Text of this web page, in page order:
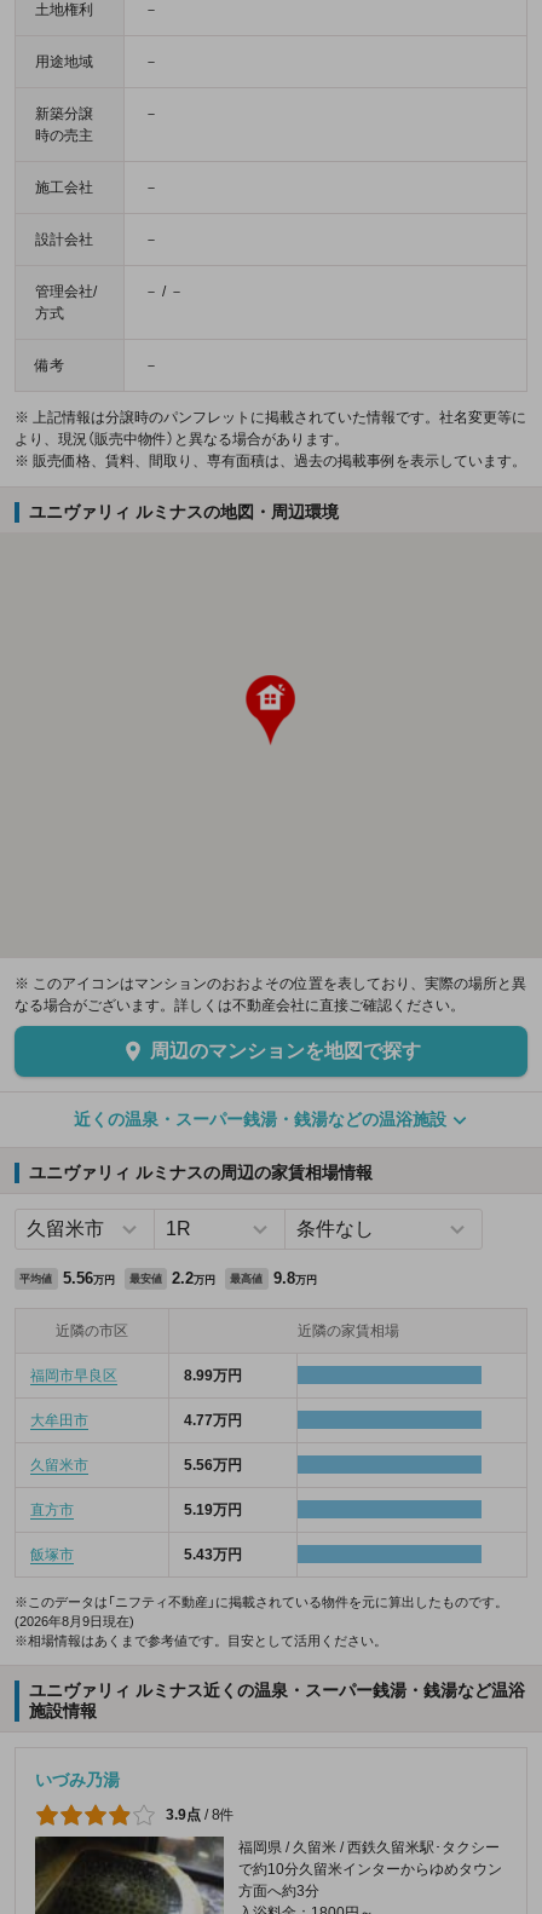
土地権利 －
用途地域 －
新築分譲
時の売主
－
施工会社 －
設計会社 －
管理会社/
方式
－ / －
備考 －
※ 上記情報は分譲時のパンフレットに掲載されていた情報です。社名変更等に
より、現況（販売中物件）と異なる場合があります。
※ 販売価格、賃料、間取り、専有面積は、過去の掲載事例を表示しています。
ユニヴァリィ ルミナスの地図・周辺環境
※ このアイコンはマンションのおおよその位置を表しており、実際の場所と異
なる場合がございます。詳しくは不動産会社に直接ご確認ください。
周辺のマンションを地図で探す
近くの温泉・スーパー銭湯・銭湯などの温浴施設
ユニヴァリィ ルミナスの周辺の家賃相場情報
平均値 5.56万円 最安値 2.2万円 最高値 9.8万円
近隣の市区 近隣の家賃相場
福岡市早良区 8.99万円
大牟田市 4.77万円
久留米市 5.56万円
直方市 5.19万円
飯塚市 5.43万円
※このデータは「ニフティ不動産」に掲載されている物件を元に算出したものです。
(2026年8月9日現在)
※相場情報はあくまで参考値です。目安として活用ください。
ユニヴァリィ ルミナス近くの温泉・スーパー銭湯・銭湯など温浴
施設情報
いづみ乃湯
3.9点 /8件
福岡県 / 久留米 / 西鉄久留米駅･タクシー
で約10分久留米インターからゆめタウン
方面へ約3分